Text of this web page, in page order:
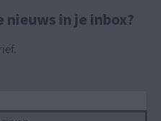
in je inbox?